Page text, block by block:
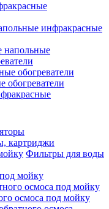
инфракрасные
напольные
обогреватели
картриджи
Фильтры для воды
мойку
осмоса под мойку